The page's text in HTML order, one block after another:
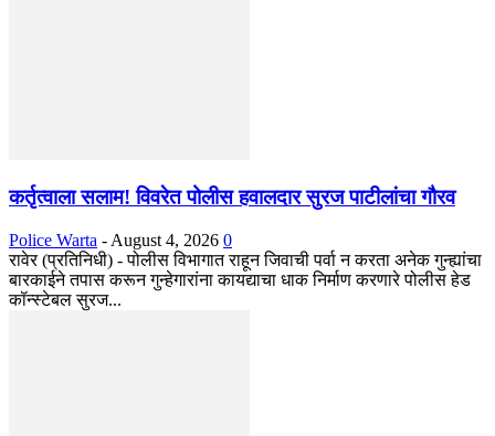
कर्तृत्वाला सलाम! विवरेत पोलीस हवालदार सुरज पाटीलांचा गौरव
Police Warta - August 4, 2026 0
रावेर (प्रतिनिधी) - पोलीस विभागात राहून जिवाची पर्वा न करता अनेक गुन्ह्यांचा
बारकाईने तपास करून गुन्हेगारांना कायद्याचा धाक निर्माण करणारे पोलीस हेड
कॉन्स्टेबल सुरज...